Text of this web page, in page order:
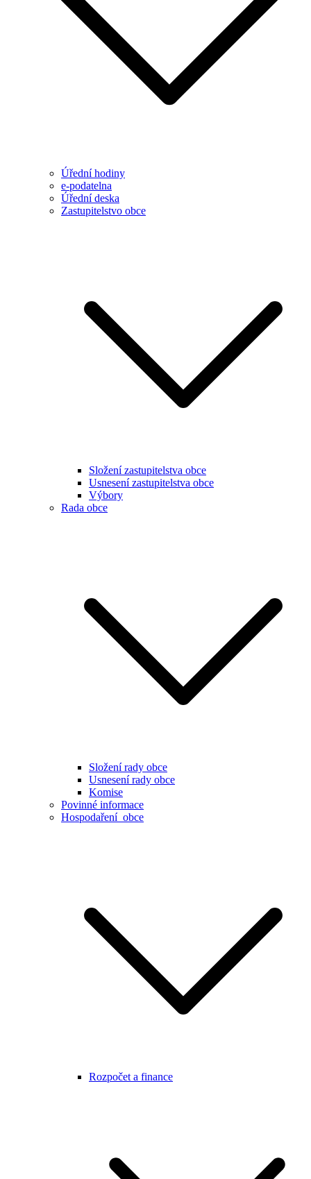
Úřední hodiny
e-podatelna
Úřední deska
Zastupitelstvo obce
Složení zastupitelstva obce
Usnesení zastupitelstva obce
Výbory
Rada obce
Složení rady obce
Usnesení rady obce
Komise
Povinné informace
Hospodaření obce
Rozpočet a finance